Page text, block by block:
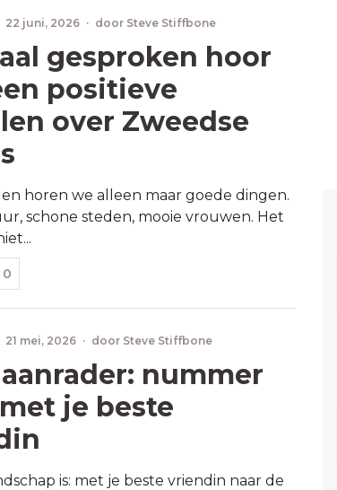
22 juni, 2026 · door Steve Stiffbone
gesproken hoor
positieve
over Zweedse
horen we alleen maar goede dingen.
schone steden, mooie vrouwen. Het
0
21 mei, 2026 · door Steve Stiffbone
nummer
je beste
is: met je beste vriendin naar de